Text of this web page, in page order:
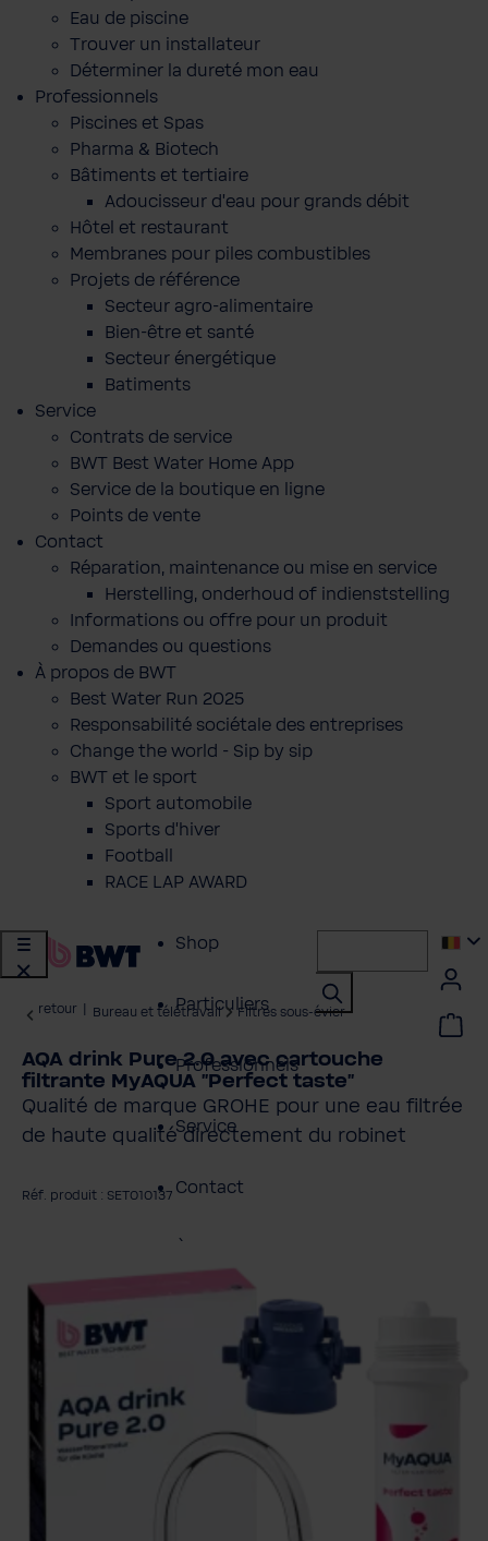
Eau de piscine
Trouver un installateur
Déterminer la dureté mon eau
Professionnels
Piscines et Spas
Pharma & Biotech
Bâtiments et tertiaire
Adoucisseur d'eau pour grands débit
Hôtel et restaurant
Membranes pour piles combustibles
Projets de référence
Secteur agro-alimentaire
Bien-être et santé
Secteur énergétique
Batiments
Service
Contrats de service
BWT Best Water Home App
Service de la boutique en ligne
Points de vente
Contact
Réparation, maintenance ou mise en service
Herstelling, onderhoud of indienststelling
Informations ou offre pour un produit
Demandes ou questions
À propos de BWT
Best Water Run 2025
Responsabilité sociétale des entreprises
Change the world - Sip by sip
BWT et le sport
Sport automobile
Sports d'hiver
Football
RACE LAP AWARD
Shop
Particuliers
Professionnels
Service
Contact
retour Bureau et télétravail Filtres sous-évier
AQA drink Pure 2.0 avec cartouche
filtrante MyAQUA "Perfect taste"
Qualité de marque GROHE pour une eau filtrée
de haute qualité directement du robinet
Réf. produit : SET010137